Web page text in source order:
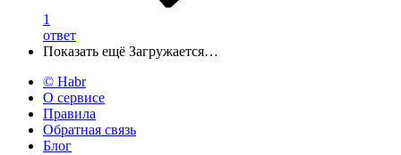
1
ответ
Показать ещё Загружается…
© Habr
О сервисе
Правила
Обратная связь
Блог